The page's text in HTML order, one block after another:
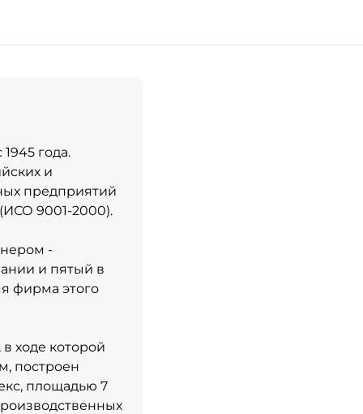
года.
и
предприятий
9001-2000).
-
и пятый в
фирма этого
ходе которой
построен
площадью 7